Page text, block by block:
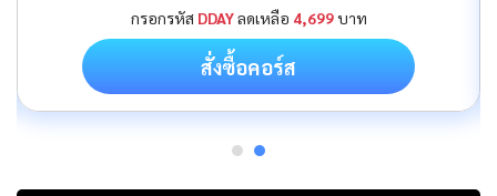
กรอกรหัส DDAYลดเหลือ 4,699บาท
สั่งซื้อคอร์ส